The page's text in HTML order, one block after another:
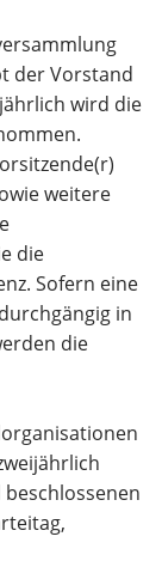
der Vorstand
wird die
weitere
die
Sofern eine
in
die